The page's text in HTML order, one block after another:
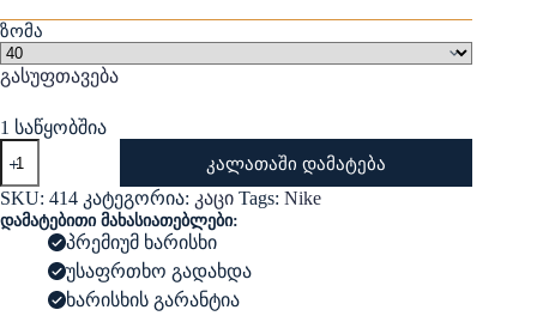
ზომა
გასუფთავება
1 საწყობშია
Nike
Air
Zoom
Running
კალათაში დამატება
SKU: 414 კატეგორია: კაცი Tags: Nike
დამატებითი მახასიათებლები:
პრემიუმ ხარისხი
უსაფრთხო გადახდა
ხარისხის გარანტია